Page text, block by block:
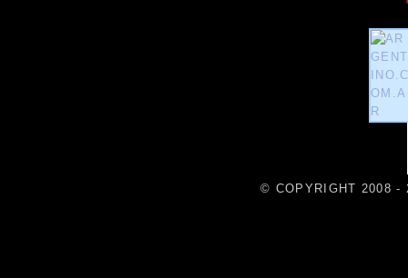
© COPYRIGHT 2008